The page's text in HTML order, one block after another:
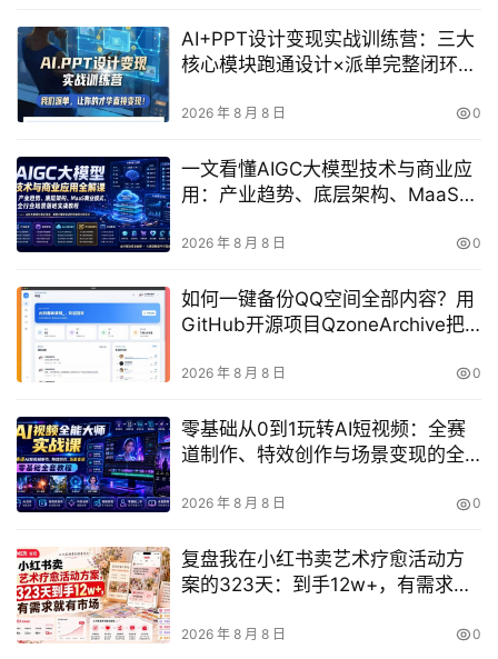
AI+PPT设计变现实战训练营：三大
核心模块跑通设计×派单完整闭环，
2026 年 8 月 8 日 0
一文看懂AIGC大模型技术与商业应
用：产业趋势、底层架构、MaaS商
2026 年 8 月 8 日 0
如何一键备份QQ空间全部内容？用
GitHub开源项目QzoneArchive把
2026 年 8 月 8 日 0
零基础从0到1玩转AI短视频：全赛
道制作、特效创作与场景变现的全
2026 年 8 月 8 日 0
复盘我在小红书卖艺术疗愈活动方
案的323天：到手12w+，有需求就
2026 年 8 月 8 日 0